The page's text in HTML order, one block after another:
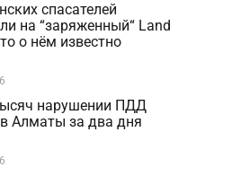
спасателей
на “заряженный“ Land
о нём известно
нарушении ПДД
Алматы за два дня